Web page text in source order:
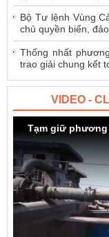
Bộ Tư lệnh Vùng
chủ quyền biển, đảo
Thống nhất
trao giải chung kết
VIDEO -